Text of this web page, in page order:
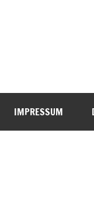
IMPRESSUM